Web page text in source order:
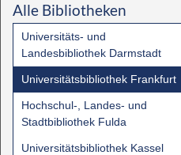
Alle Bibliotheken
Universitäts- und
Landesbibliothek Darmstadt
Universitätsbibliothek Frankfurt
Hochschul-, Landes- und
Stadtbibliothek Fulda
Universitätsbibliothek Kassel